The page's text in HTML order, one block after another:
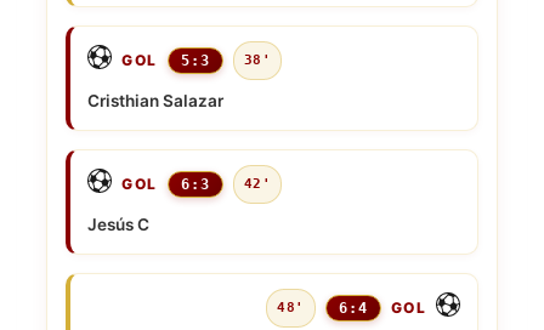
GOL 5:3 38'
Cristhian Salazar
GOL 6:3 42'
Jesús C
48' 6:4 GOL